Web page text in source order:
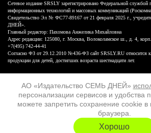
АО «Издательство СЕМЬ ДНЕЙ»
персонализации сервисов и удобства
можете запретить сохранение cookie в
браузера.
Хорошо
16+
Сетевое издание SRSLY зарегистрировано Федеральной службой
информационных технологий и массовых коммуникаций
Свидетельство Эл № ФС77-89167 от 21 февраля 2025 г.,
ДНЕЙ».
Главный редактор: Пахомова Анжелика Михайловна
Адрес редакции: 125080, г. Москва, Волоколамское ш., д. 4,
+7(495) 742-44-41
Согласно ФЗ от 29.12.2010 №436-ФЗ сайт SRSLY.RU относится
продукции для детей, достигших возраста шестнадцати лет.
ХОЧУ ЕЩЁ